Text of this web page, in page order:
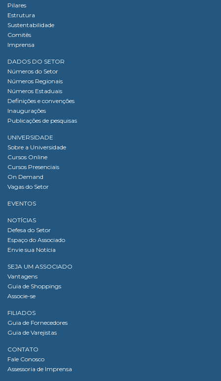
Pilares
Estrutura
Sustentabilidade
Comitês
Imprensa
DADOS DO SETOR
Números do Setor
Números Regionais
Números Estaduais
Definições e convenções
Inaugurações
Publicações de pesquisas
UNIVERSIDADE
Sobre a Universidade
Cursos Online
Cursos Presenciais
On Demand
Vagas do Setor
EVENTOS
NOTÍCIAS
Defesa do Setor
Espaço do Associado
Envie sua Notícia
SEJA UM ASSOCIADO
Vantagens
Guia de Shoppings
Associe-se
FILIADOS
Guia de Fornecedores
Guia de Varejistas
CONTATO
Fale Conosco
Assessoria de Imprensa